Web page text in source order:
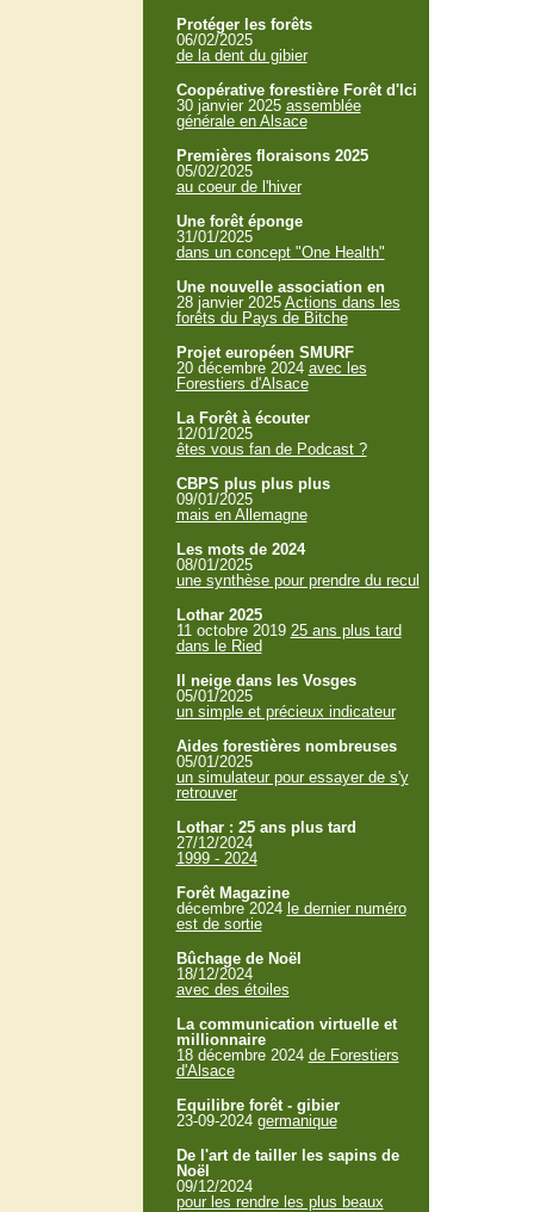
Protéger les forêts
06/02/2025
de la dent du gibier
Coopérative forestière Forêt d'Ici
30 janvier 2025 assemblée
générale en Alsace
Premières floraisons 2025
05/02/2025
au coeur de l'hiver
Une forêt éponge
31/01/2025
dans un concept "One Health"
Une nouvelle association en
28 janvier 2025 Actions dans les
forêts du Pays de Bitche
Projet européen SMURF
20 décembre 2024 avec les
Forestiers d'Alsace
La Forêt à écouter
12/01/2025
êtes vous fan de Podcast ?
CBPS plus plus plus
09/01/2025
mais en Allemagne
Les mots de 2024
08/01/2025
une synthèse pour prendre du recul
Lothar 2025
11 octobre 2019 25 ans plus tard
dans le Ried
Il neige dans les Vosges
05/01/2025
un simple et précieux indicateur
Aides forestières nombreuses
05/01/2025
un simulateur pour essayer de s'y
retrouver
Lothar : 25 ans plus tard
27/12/2024
1999 - 2024
Forêt Magazine
décembre 2024 le dernier numéro
est de sortie
Bûchage de Noël
18/12/2024
avec des étoiles
La communication virtuelle et
millionnaire
18 décembre 2024 de Forestiers
d'Alsace
Equilibre forêt - gibier
23-09-2024 germanique
De l'art de tailler les sapins de
Noël
09/12/2024
pour les rendre les plus beaux